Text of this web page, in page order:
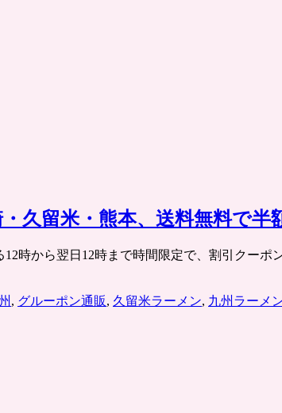
久留米・熊本、送料無料で半
時から翌日12時まで時間限定で、割引クー
, グルーポン通販, 久留米ラーメン, 九州ラーメ